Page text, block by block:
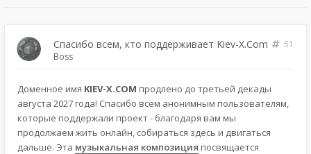
Спасибо всем, кто поддерживает Kiev-X.Com
51
Boss
Доменное имя KIEV-X.COM продлено до третьей декады
августа 2027 года! Спасибо всем анонимным пользователям,
которые поддержали проект - благодаря вам мы
продолжаем жить онлайн, собираться здесь и двигаться
дальше. Эта музыкальная композиция посвящается